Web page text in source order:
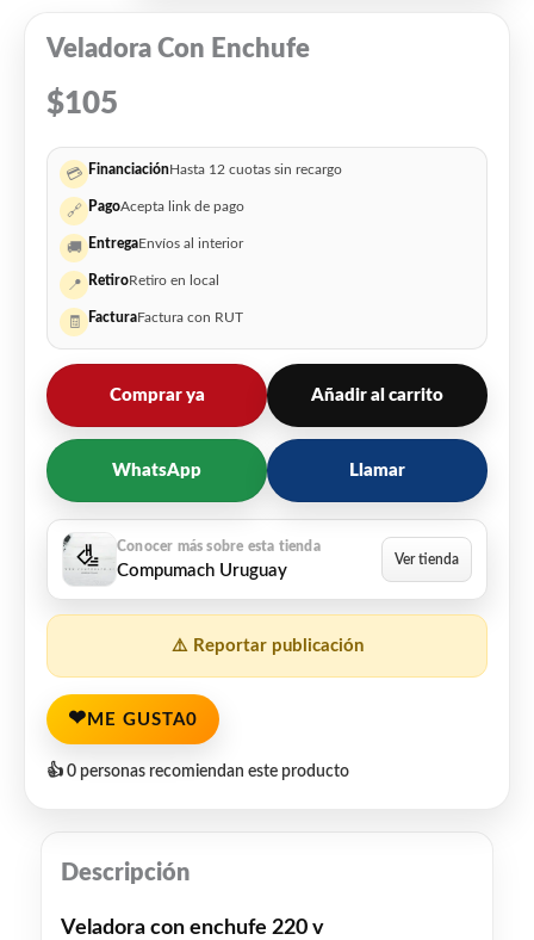
Veladora Con Enchufe
$105
💳 FinanciaciónHasta 12 cuotas sin recargo
🔗 PagoAcepta link de pago
🚚 EntregaEnvíos al interior
📍 RetiroRetiro en local
🧾 FacturaFactura con RUT
Comprar ya Añadir al carrito
WhatsApp Llamar
Compumach Uruguay
⚠️ Reportar publicación
❤ ME GUSTA0
👍 0 personas recomiendan este producto
Descripción
Veladora con enchufe 220 v